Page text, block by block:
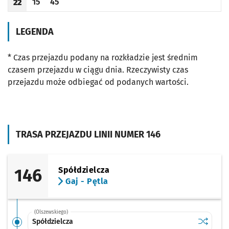
TRASA PRZEJAZDU LINII NUMER 146
146
Spółdzielcza
Gaj - Pętla
(Olszewskiego)
Spółdzielcza Sprawdź
Godzina odjazdu
22
Odjazd
minut po godzinie 22
Odjazd
minut po godzinie 22
LEGENDA
* Czas przejazdu podany na rozkładzie jest średnim
czasem przejazdu w ciągu dnia. Rzeczywisty czas
przejazdu może odbiegać od podanych wartości.